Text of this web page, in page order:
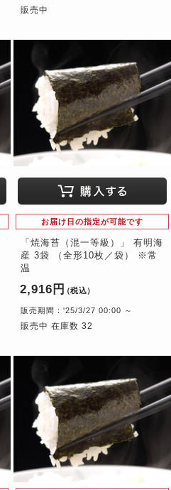
販売中
お届け日の指定が可能です
「焼海苔（混一等級）」 有明海
産 3袋 （全形10枚／袋） ※常
温
2,916円 （税込）
販売期間：'25/3/27 00:00 ～
販売中 在庫数 32